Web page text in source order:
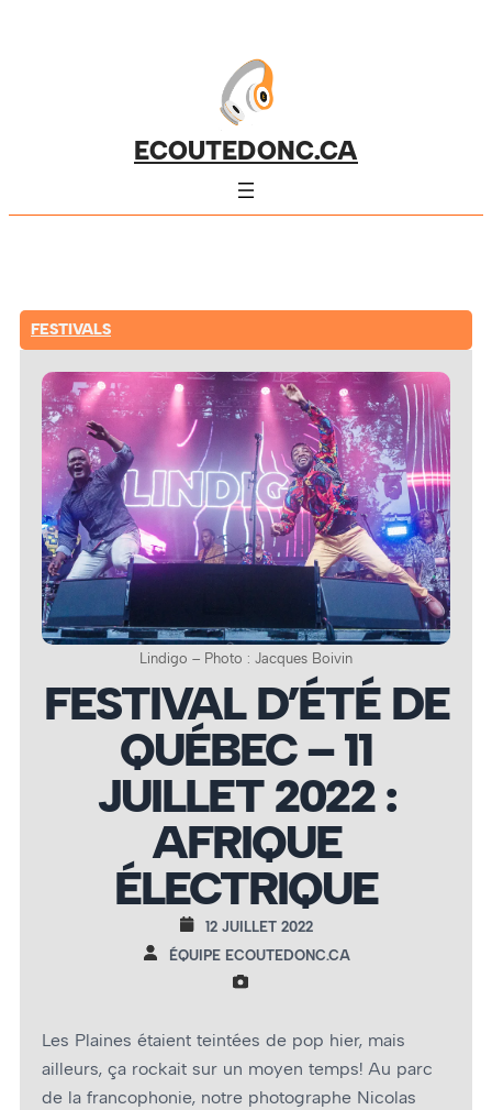
ECOUTEDONC.CA
FESTIVALS
Lindigo – Photo : Jacques Boivin
FESTIVAL D’ÉTÉ DE
QUÉBEC – 11
JUILLET 2022 :
AFRIQUE
ÉLECTRIQUE
12 JUILLET 2022
ÉQUIPE ECOUTEDONC.CA
Les Plaines étaient teintées de pop hier, mais
ailleurs, ça rockait sur un moyen temps! Au parc
de la francophonie, notre photographe Nicolas